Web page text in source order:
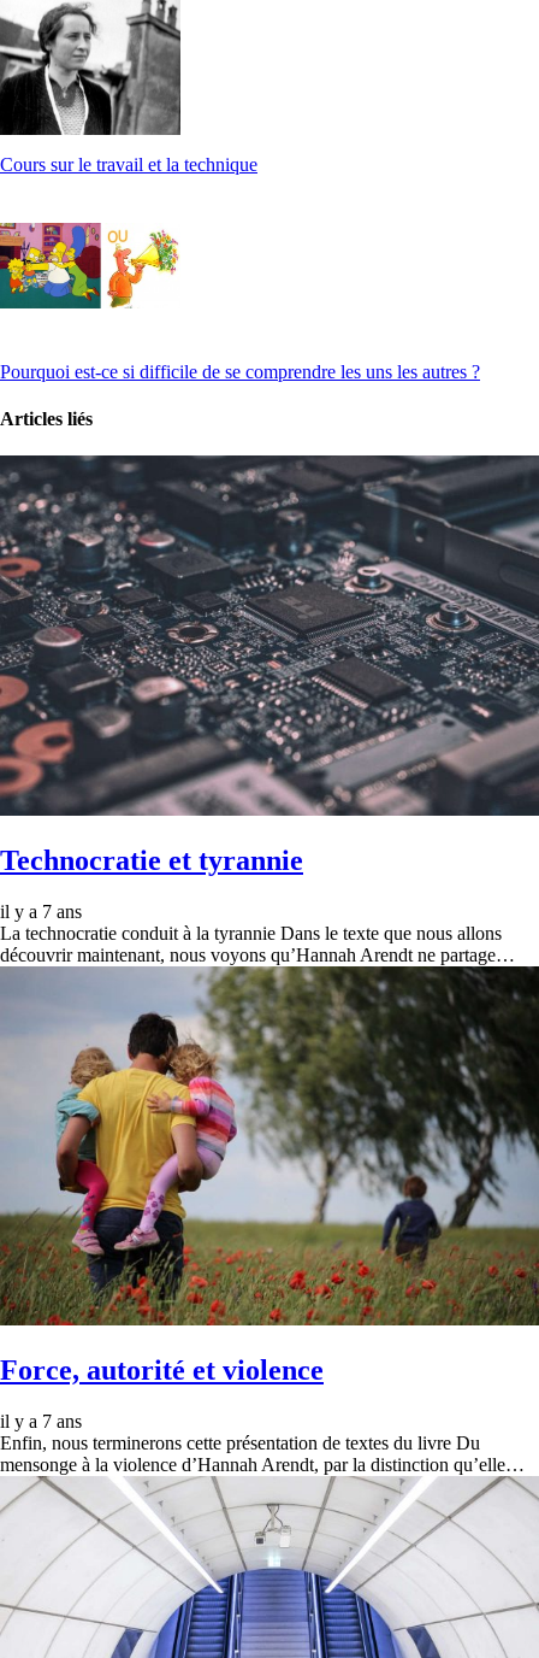
Cours sur le travail et la technique
Pourquoi est-ce si difficile de se comprendre les uns les autres ?
Articles liés
Technocratie et tyrannie
il y a 7 ans
La technocratie conduit à la tyrannie Dans le texte que nous allons
découvrir maintenant, nous voyons qu’Hannah Arendt ne partage…
Force, autorité et violence
il y a 7 ans
Enfin, nous terminerons cette présentation de textes du livre Du
mensonge à la violence d’Hannah Arendt, par la distinction qu’elle…